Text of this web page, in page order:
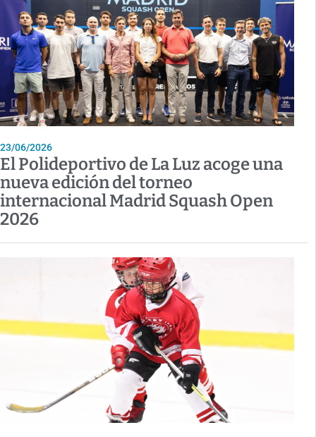
23/06/2026
El Polideportivo de La Luz acoge una
nueva edición del torneo
internacional Madrid Squash Open
2026